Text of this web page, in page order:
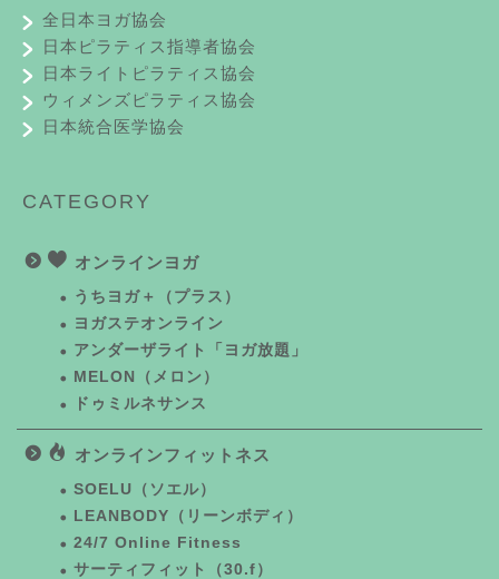
全日本ヨガ協会
日本ピラティス指導者協会
日本ライトピラティス協会
ウィメンズピラティス協会
日本統合医学協会
CATEGORY
オンラインヨガ
うちヨガ＋（プラス）
ヨガステオンライン
アンダーザライト「ヨガ放題」
MELON（メロン）
ドゥミルネサンス
オンラインフィットネス
SOELU（ソエル）
LEANBODY（リーンボディ）
24/7 Online Fitness
サーティフィット（30.f）